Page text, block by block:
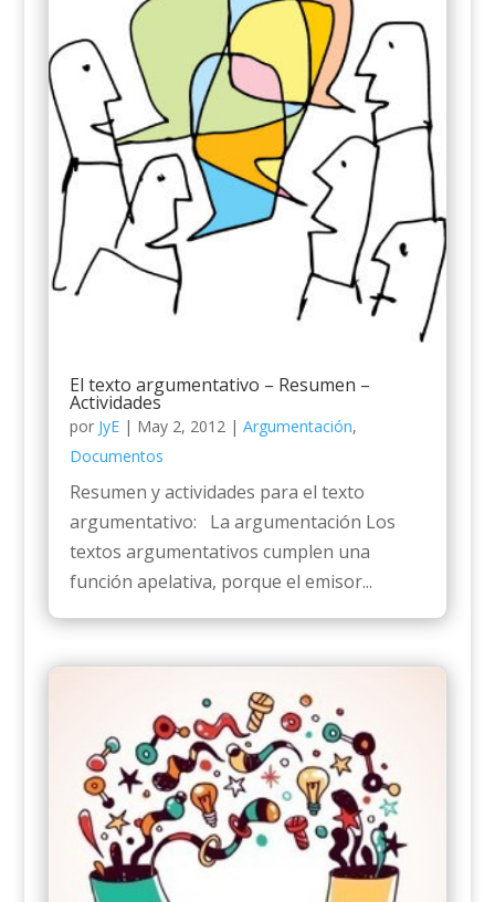
El texto argumentativo – Resumen –
Actividades
por JyE| May 2, 2012| Argumentación,
Documentos
Resumen y actividades para el texto
argumentativo: La argumentación Los
textos argumentativos cumplen una
función apelativa, porque el emisor...